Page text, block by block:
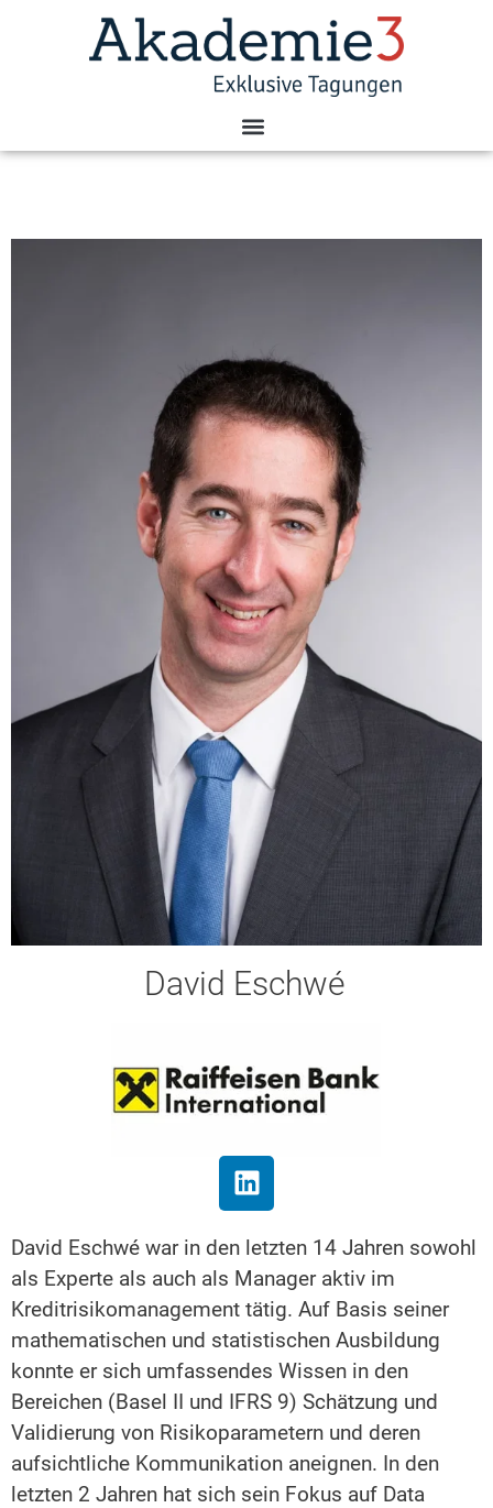
David Eschwé
David Eschwé war in den letzten 14 Jahren sowohl
als Experte als auch als Manager aktiv im
Kreditrisikomanagement tätig. Auf Basis seiner
mathematischen und statistischen Ausbildung
konnte er sich umfassendes Wissen in den
Bereichen (Basel II und IFRS 9) Schätzung und
Validierung von Risikoparametern und deren
aufsichtliche Kommunikation aneignen. In den
letzten 2 Jahren hat sich sein Fokus auf Data